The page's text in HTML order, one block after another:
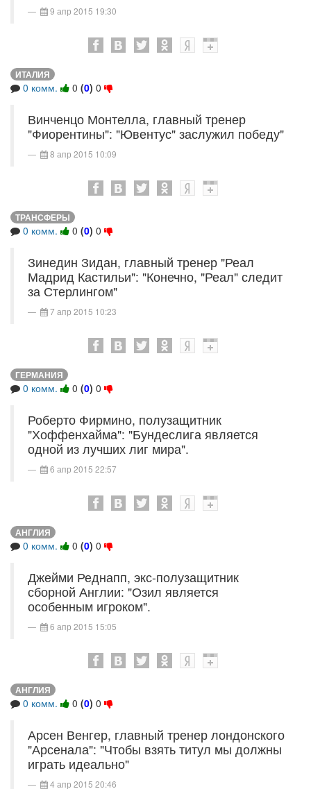
9 апр 2015 19:30
ИТАЛИЯ
0 комм. 0 (0) 0
Винченцо Монтелла, главный тренер
"Фиорентины": "Ювентус" заслужил победу"
8 апр 2015 10:09
ТРАНСФЕРЫ
0 комм. 0 (0) 0
Зинедин Зидан, главный тренер "Реал
Мадрид Кастильи": "Конечно, "Реал" следит
за Стерлингом"
7 апр 2015 10:23
ГЕРМАНИЯ
0 комм. 0 (0) 0
Роберто Фирмино, полузащитник
"Хоффенхайма": "Бундеслига является
одной из лучших лиг мира".
6 апр 2015 22:57
АНГЛИЯ
0 комм. 0 (0) 0
Джейми Реднапп, экс-полузащитник
сборной Англии: "Озил является
особенным игроком".
6 апр 2015 15:05
АНГЛИЯ
0 комм. 0 (0) 0
Арсен Венгер, главный тренер лондонского
"Арсенала": "Чтобы взять титул мы должны
играть идеально"
4 апр 2015 20:46